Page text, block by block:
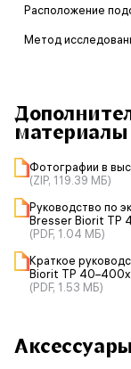
Расположение
Метод
материалы
Фотографии в
(ZIP, 119.39 МБ)
Руководство по
Bresser Biorit TP
(PDF, 1.04 МБ)
Краткое
Biorit TP 40–400x
(PDF, 1.53 МБ)
Аксессуары